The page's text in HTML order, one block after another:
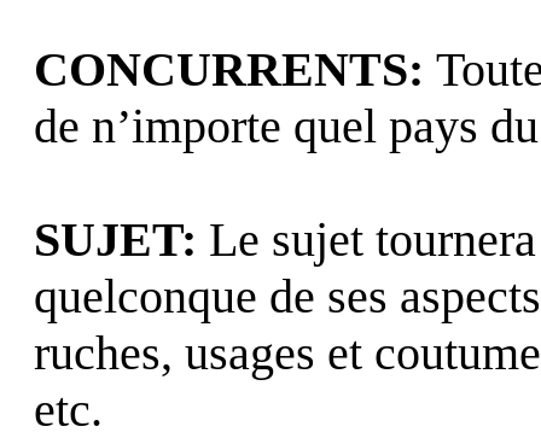
CONCURRENTS:
de n’importe quel pays
SUJET: Le sujet
quelconque de ses
ruches, usages et
etc.